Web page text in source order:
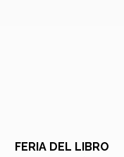
FERIA DEL LIBRO